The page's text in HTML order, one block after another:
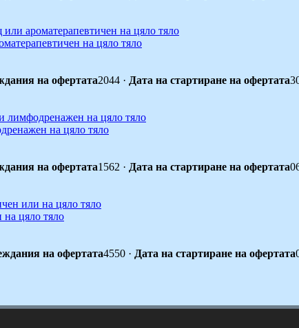
на цяло тяло
на офертата2044 · Дата на стартиране на офертата
на цяло тяло
на офертата1562 · Дата на стартиране на офертата
на цяло тяло
на офертата4550 · Дата на стартиране на офертата